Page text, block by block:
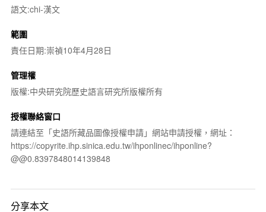
語文:chi-漢文
範圍
責任日期:崇禎10年4月28日
管理權
版權:中央研究院歷史語言研究所版權所有
授權聯絡窗口
請連結至「史語所藏品圖像授權申請」網站申請授權，網址：
https://copyrite.ihp.sinica.edu.tw/ihponlinec/ihponline?
@@0.8397848014139848
分享本文